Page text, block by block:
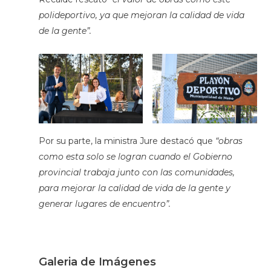
polideportivo, ya que mejoran la calidad de vida
de la gente”.
Por su parte, la ministra Jure destacó que “obras
como esta solo se logran cuando el Gobierno
provincial trabaja junto con las comunidades,
para mejorar la calidad de vida de la gente y
generar lugares de encuentro”.
Galeria de Imágenes